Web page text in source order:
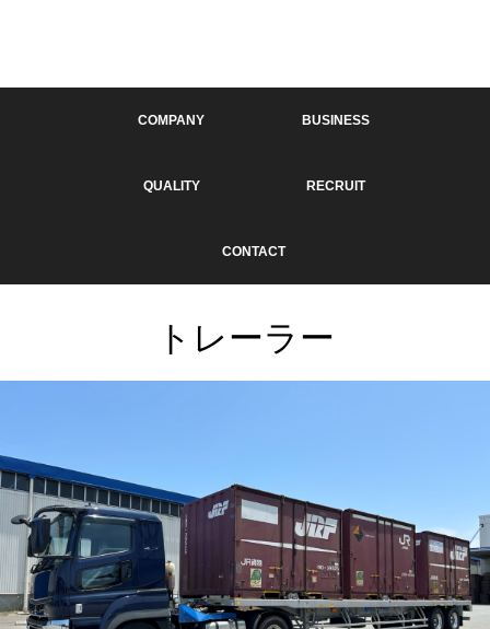
COMPANY BUSINESS
QUALITY RECRUIT
CONTACT
トレーラー